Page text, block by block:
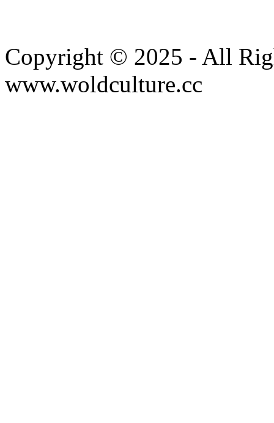
Copyright © 2025 - All
www.woldculture.cc